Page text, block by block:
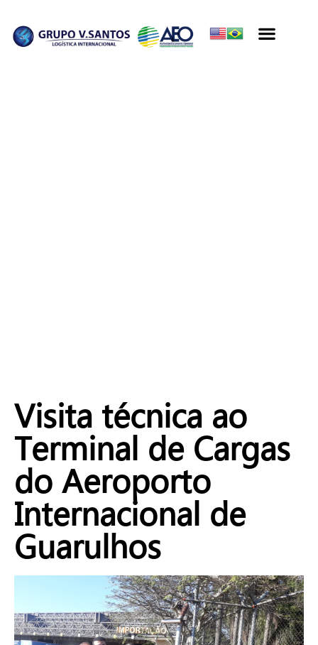
Visita técnica ao
Terminal de Cargas
do Aeroporto
Internacional de
Guarulhos